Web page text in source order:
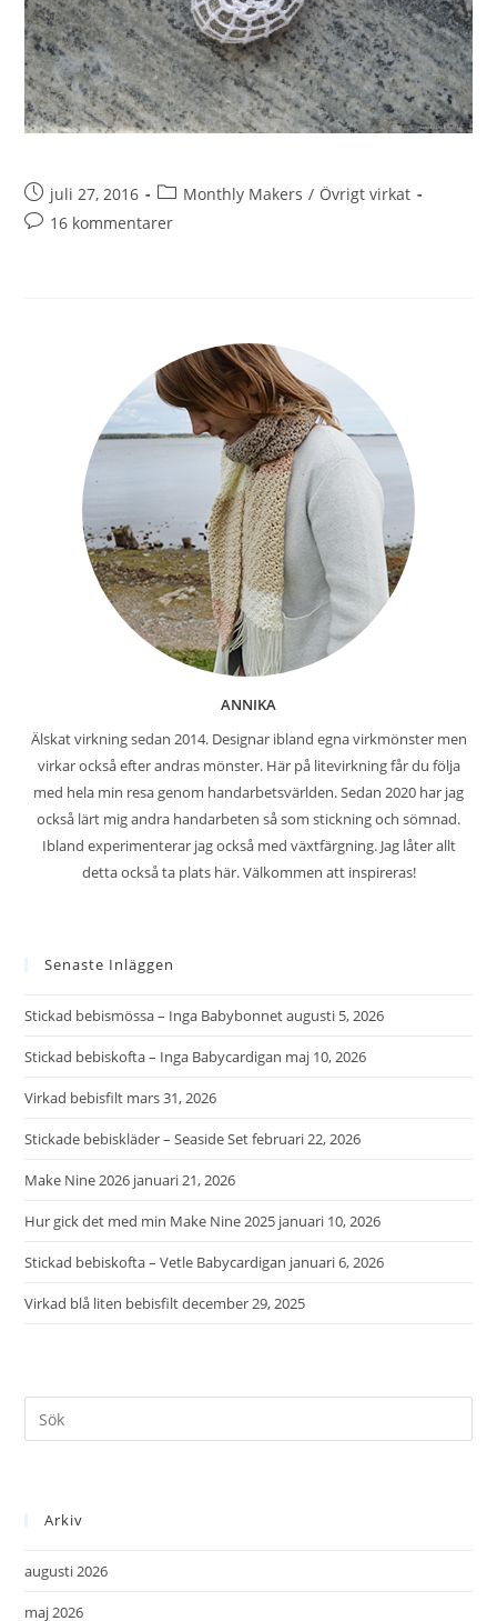
juli 27, 2016 Monthly Makers / Övrigt virkat
16 kommentarer
ANNIKA
Älskat virkning sedan 2014. Designar ibland egna virkmönster men
virkar också efter andras mönster. Här på litevirkning får du följa
med hela min resa genom handarbetsvärlden. Sedan 2020 har jag
också lärt mig andra handarbeten så som stickning och sömnad.
Ibland experimenterar jag också med växtfärgning. Jag låter allt
detta också ta plats här. Välkommen att inspireras!
Senaste Inläggen
Stickad bebismössa – Inga Babybonnetaugusti 5, 2026
Stickad bebiskofta – Inga Babycardigan maj 10, 2026
Virkad bebisfilt mars 31, 2026
Stickade bebiskläder – Seaside Setfebruari 22, 2026
Make Nine 2026 januari 21, 2026
Hur gick det med min Make Nine 2025 januari 10, 2026
Stickad bebiskofta – Vetle Babycardigan januari 6, 2026
Virkad blå liten bebisfiltdecember 29, 2025
Arkiv
augusti 2026
maj 2026